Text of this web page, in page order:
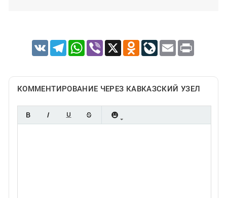
VK TelegramWhatsApp
Viber X Odnoklassniki
LiveJournal
Email Print
КОММЕНТИРОВАНИЕ ЧЕРЕЗ КАВКАЗСКИЙ УЗЕЛ